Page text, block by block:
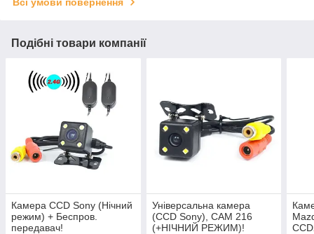
Всі умови повернення
Подібні товари компанії
Камера CCD Sony (Нічний
режим) + Беспров.
передавач!
Універсальна камера
(CCD Sony), CAM 216
(+НІЧНИЙ РЕЖИМ)!